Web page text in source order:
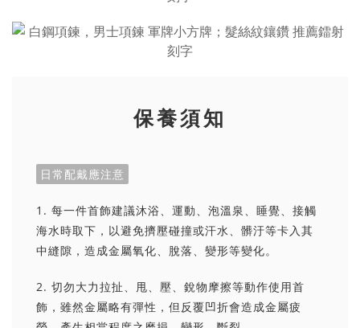
保養須知
日常配戴應注意
1. 每一件首飾建議沐浴、運動、泡溫泉、睡覺、接觸
海水時取下，以避免擠壓碰撞或汗水、髒汙等卡入其
中縫隙，造成金屬氧化、脫落、變形等變化。
2. 切勿大力拉扯、甩、壓、銳物摩擦等動作使用首
飾，雖然金屬略有彈性，但反覆凹折會造成金屬疲